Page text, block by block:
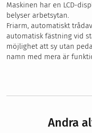
Maskinen har en LCD-
belyser arbetsytan.
Friarm, automatiskt
automatisk fästning vid
möjlighet att sy utan
namn med mera är
Andra